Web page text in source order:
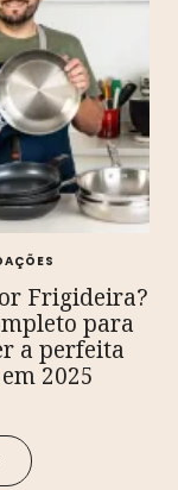
Frigideira?
para
a perfeita
2025